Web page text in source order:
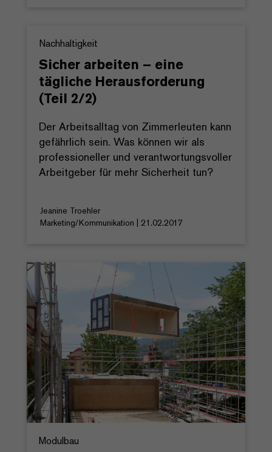
Nachhaltigkeit
Sicher arbeiten – eine
tägliche Herausforderung
(Teil 2/2)
Der Arbeitsalltag von Zimmerleuten kann
gefährlich sein. Was können wir als
professioneller und verantwortungsvoller
Arbeitgeber für mehr Sicherheit tun?
Jeanine Troehler
Marketing/Kommunikation | 21.02.2017
Modulbau